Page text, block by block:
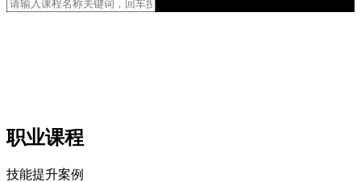
职业课程
技能提升案例